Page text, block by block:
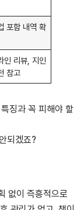
포함 내역 확
인 리뷰, 지인
참고
징과 꼭 피해야 할
되겠죠?
없이 즉흥적으로